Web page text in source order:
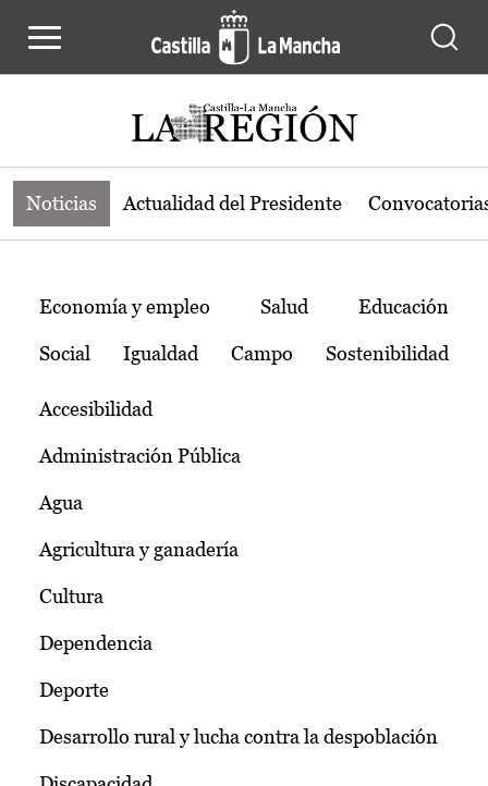
Noticias de la región de Castilla-La
Noticias Actualidad del Presidente
Temas
Economía y empleo Salud Educación
Social Igualdad Campo Sostenibilidad
Accesibilidad
Administración Pública
Agua
Agricultura y ganadería
Cultura
Dependencia
Deporte
Desarrollo rural y lucha contra la despoblación